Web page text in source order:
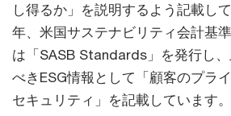
し得るか」を説明するよう記載し
年、米国サステナビリティ会計基準
は「SASB Standards」を発行し
べきESG情報として「顧客のプラ
セキュリティ」を記載しています。